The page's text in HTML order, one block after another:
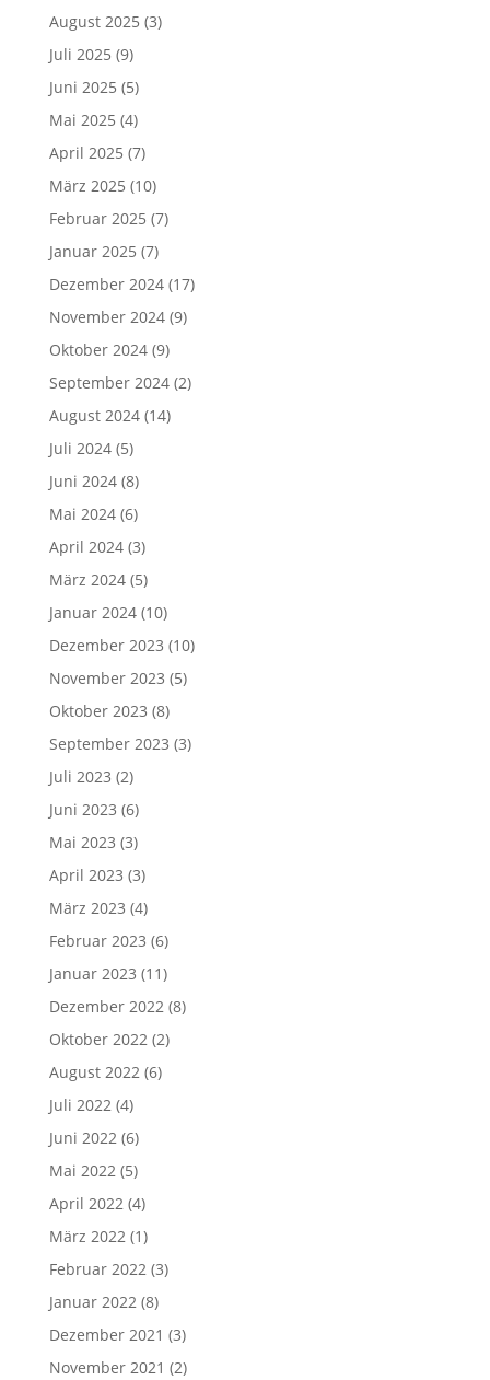
August 2025 (3)
Juli 2025 (9)
Juni 2025 (5)
Mai 2025 (4)
April 2025 (7)
März 2025 (10)
Februar 2025 (7)
Januar 2025 (7)
Dezember 2024(17)
November 2024(9)
Oktober 2024(9)
September 2024(2)
August 2024(14)
Juli 2024(5)
Juni 2024(8)
Mai 2024(6)
April 2024(3)
März 2024(5)
Januar 2024(10)
Dezember 2023 (10)
November 2023 (5)
Oktober 2023 (8)
September 2023 (3)
Juli 2023 (2)
Juni 2023 (6)
Mai 2023 (3)
April 2023 (3)
März 2023 (4)
Februar 2023 (6)
Januar 2023 (11)
Dezember 2022(8)
Oktober 2022(2)
August 2022(6)
Juli 2022(4)
Juni 2022(6)
Mai 2022(5)
April 2022(4)
März 2022(1)
Februar 2022(3)
Januar 2022(8)
Dezember 2021 (3)
November 2021 (2)